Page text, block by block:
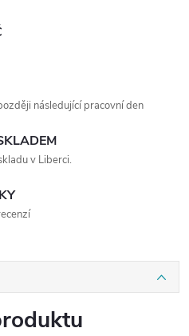
následující pracovní den
v Liberci.